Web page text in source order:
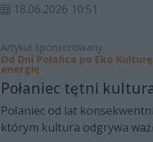
niezwykłym fotografiom
18.06.2026 10:51
Artykuł sponsorowany
Od Dni Połańca po Eko
energię
Połaniec tętni
Połaniec od lat
którym kultura odgrywa